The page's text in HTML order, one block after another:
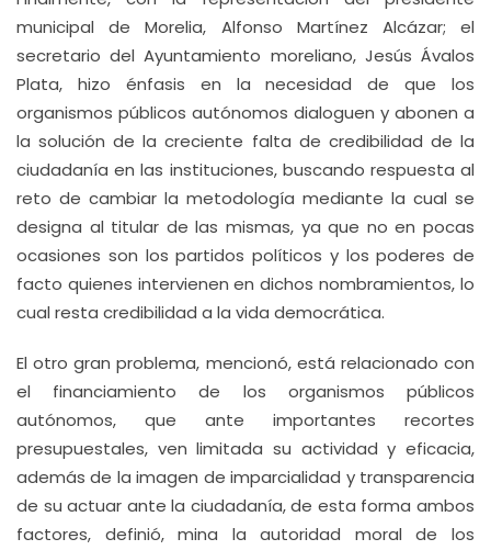
municipal de Morelia, Alfonso Martínez Alcázar; el
secretario del Ayuntamiento moreliano, Jesús Ávalos
Plata, hizo énfasis en la necesidad de que los
organismos públicos autónomos dialoguen y abonen a
la solución de la creciente falta de credibilidad de la
ciudadanía en las instituciones, buscando respuesta al
reto de cambiar la metodología mediante la cual se
designa al titular de las mismas, ya que no en pocas
ocasiones son los partidos políticos y los poderes de
facto quienes intervienen en dichos nombramientos, lo
cual resta credibilidad a la vida democrática.
El otro gran problema, mencionó, está relacionado con
el financiamiento de los organismos públicos
autónomos, que ante importantes recortes
presupuestales, ven limitada su actividad y eficacia,
además de la imagen de imparcialidad y transparencia
de su actuar ante la ciudadanía, de esta forma ambos
factores, definió, mina la autoridad moral de los